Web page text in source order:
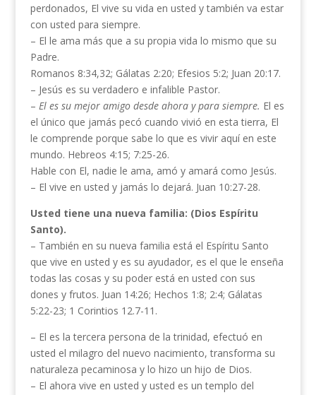
perdonados, El vive su vida en usted y también va estar
con usted para siempre.
– El le ama más que a su propia vida lo mismo que su
Padre.
Romanos 8:34,32; Gálatas 2:20; Efesios 5:2; Juan 20:17.
– Jesús es su verdadero e infalible Pastor.
– El es su mejor amigo desde ahora y para siempre. El es
el único que jamás pecó cuando vivió en esta tierra, El
le comprende porque sabe lo que es vivir aquí en este
mundo. Hebreos 4:15; 7:25-26.
Hable con El, nadie le ama, amó y amará como Jesús.
– El vive en usted y jamás lo dejará. Juan 10:27-28.
Usted tiene una nueva familia: (Dios Espíritu
Santo).
– También en su nueva familia está el Espíritu Santo
que vive en usted y es su ayudador, es el que le enseña
todas las cosas y su poder está en usted con sus
dones y frutos. Juan 14:26; Hechos 1:8; 2:4; Gálatas
5:22-23; 1 Corintios 12.7-11.
– El es la tercera persona de la trinidad, efectuó en
usted el milagro del nuevo nacimiento, transforma su
naturaleza pecaminosa y lo hizo un hijo de Dios.
– El ahora vive en usted y usted es un templo del